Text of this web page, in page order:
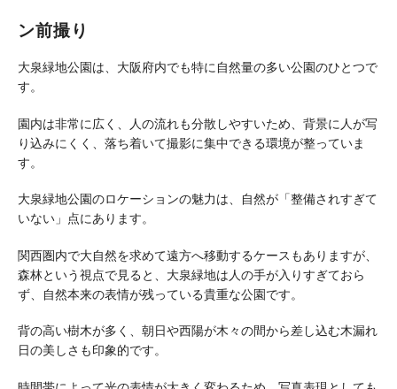
ン前撮り
大泉緑地公園は、大阪府内でも特に自然量の多い公園のひとつで
す。
園内は非常に広く、人の流れも分散しやすいため、背景に人が写
り込みにくく、落ち着いて撮影に集中できる環境が整っていま
す。
大泉緑地公園のロケーションの魅力は、自然が「整備されすぎて
いない」点にあります。
関西圏内で大自然を求めて遠方へ移動するケースもありますが、
森林という視点で見ると、大泉緑地は人の手が入りすぎておら
ず、自然本来の表情が残っている貴重な公園です。
背の高い樹木が多く、朝日や西陽が木々の間から差し込む木漏れ
日の美しさも印象的です。